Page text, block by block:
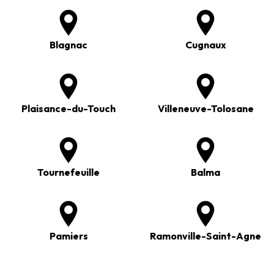
Blagnac Cugnaux
Plaisance-du-Touch Villeneuve-Tolosane
Tournefeuille Balma
Pamiers Ramonville-Saint-Agne